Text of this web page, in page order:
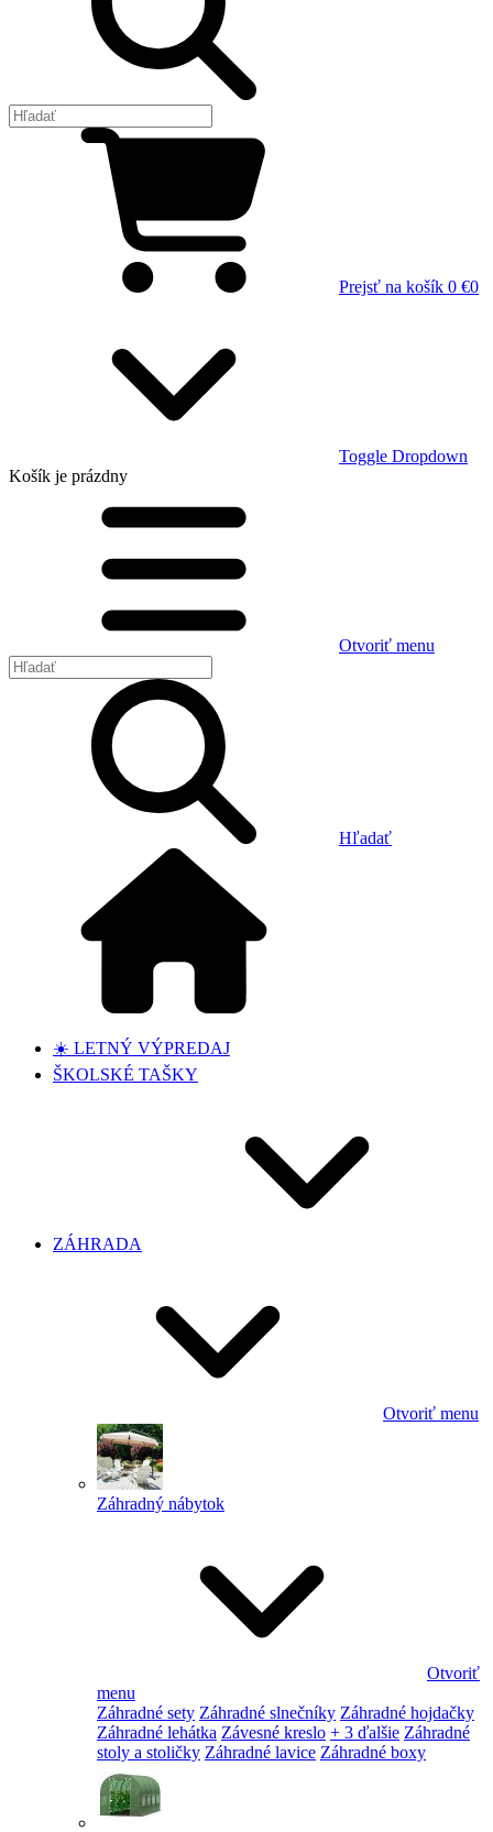
Prejsť na košík 0 €0
Toggle Dropdown
Košík je prázdny
Otvoriť menu
Hľadať
☀️ LETNÝ VÝPREDAJ
ŠKOLSKÉ TAŠKY
ZÁHRADA
Otvoriť menu
Záhradný nábytok
Otvoriť
menu
Záhradné sety Záhradné slnečníky Záhradné hojdačky
Záhradné lehátka Závesné kreslo + 3 ďalšie Záhradné
stoly a stoličky Záhradné lavice Záhradné boxy